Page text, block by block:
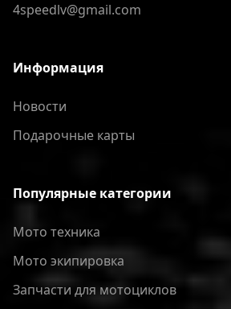
4speedlv@gmail.com
Информация
Новости
Подарочные карты
Популярные категории
Мото техника
Мото экипировка
Запчасти для мотоциклов